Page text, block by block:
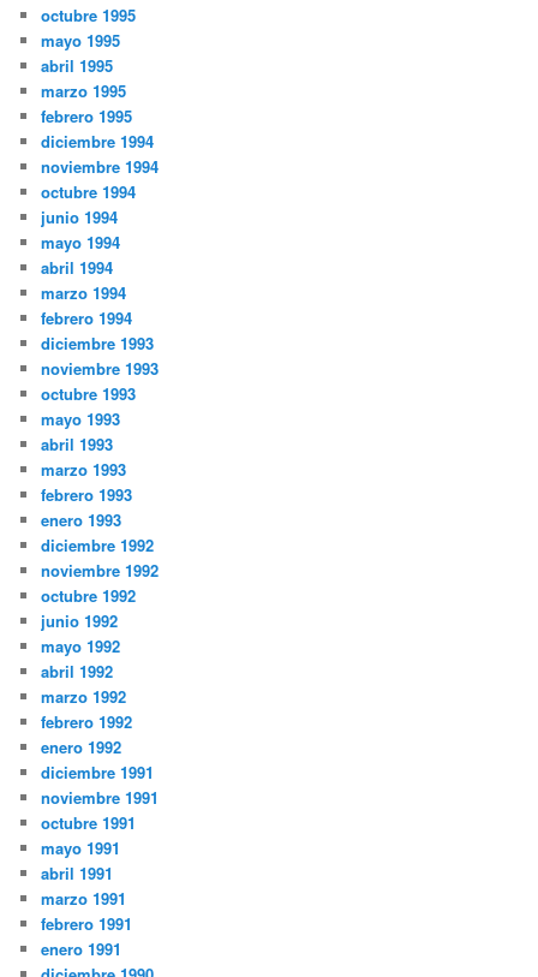
octubre 1995
mayo 1995
abril 1995
marzo 1995
febrero 1995
diciembre 1994
noviembre 1994
octubre 1994
junio 1994
mayo 1994
abril 1994
marzo 1994
febrero 1994
diciembre 1993
noviembre 1993
octubre 1993
mayo 1993
abril 1993
marzo 1993
febrero 1993
enero 1993
diciembre 1992
noviembre 1992
octubre 1992
junio 1992
mayo 1992
abril 1992
marzo 1992
febrero 1992
enero 1992
diciembre 1991
noviembre 1991
octubre 1991
mayo 1991
abril 1991
marzo 1991
febrero 1991
enero 1991